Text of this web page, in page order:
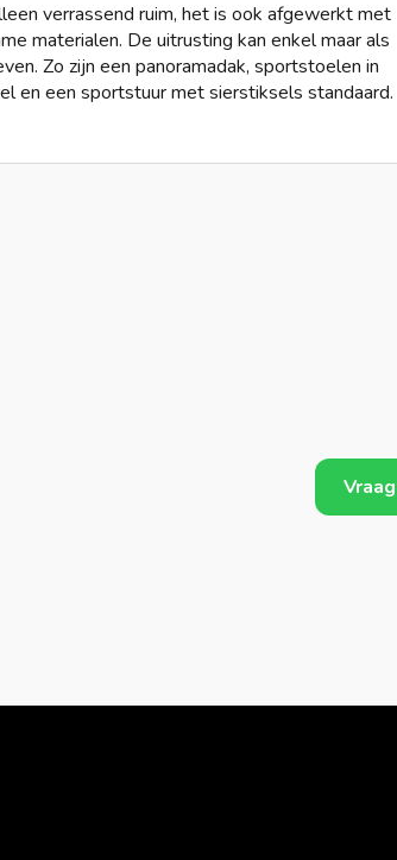
verrassend ruim, het is ook afgewerkt met
materialen. De uitrusting kan enkel maar als
Zo zijn een panoramadak, sportstoelen in
en een sportstuur met sierstiksels standaard.